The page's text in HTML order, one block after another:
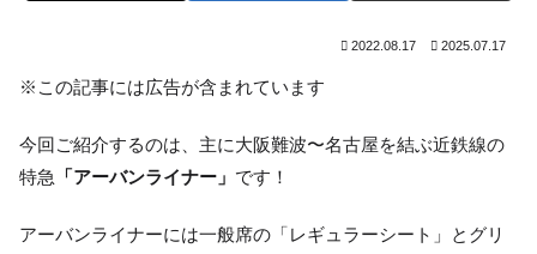
2022.08.17 2025.07.17
※この記事には広告が含まれています
今回ご紹介するのは、主に大阪難波〜名古屋を結ぶ近鉄線の
特急
「アーバンライナー」 です！
アーバンライナーには一般席の「レギュラーシート」とグリ